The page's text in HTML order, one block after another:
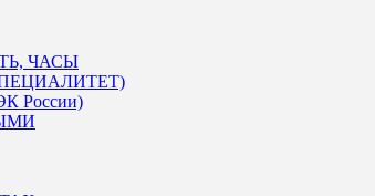
ЧАСЫ
России)